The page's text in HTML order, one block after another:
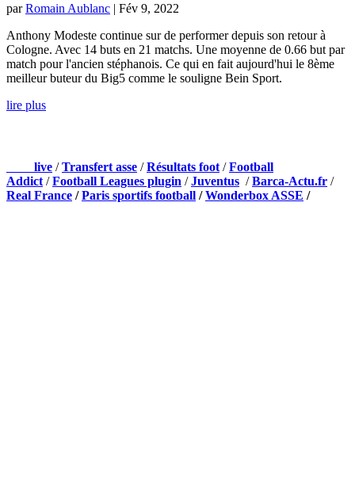
parRomain Aublanc | Fév 9, 2022
Anthony Modeste continue sur de performer depuis son retour à
Cologne. Avec 14 buts en 21 matchs. Une moyenne de 0.66 but par
match pour l'ancien stéphanois. Ce qui en fait aujourd'hui le 8ème
meilleur buteur du Big5 comme le souligne Bein Sport.
lire plus
live /Transfert asse /Résultats foot/Football
Addict/Football Leagues plugin /Juventus /Barca-Actu.fr /
Real France /Paris sportifs football /Wonderbox ASSE /